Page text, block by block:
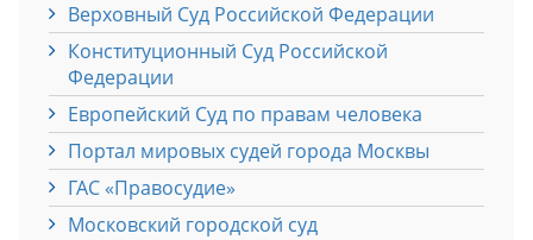
Верховный Cуд Российской Федерации
Конституционный Cуд Российской
Федерации
Европейский Cуд по правам человека
Портал мировых судей города Москвы
ГАС «Правосудие»
Московский городской суд